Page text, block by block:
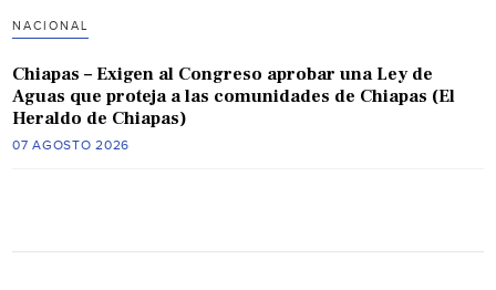
NACIONAL
Chiapas – Exigen al Congreso aprobar una Ley de
Aguas que proteja a las comunidades de Chiapas (El
Heraldo de Chiapas)
07 AGOSTO 2026